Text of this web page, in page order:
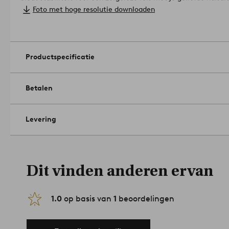
Vulling: 100% Polyester.
kg.
Afmetingen L: 55x42x52 cm. Het maximale gewicht dat de tas
Foto met hoge resolutie downloaden
Productspecificatie
Betalen
Levering
Dit vinden anderen ervan
1.0 op basis van 1 beoordelingen